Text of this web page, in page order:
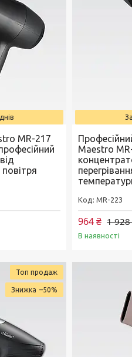
MR-217
Maestro
MR-223
1 928
964 ₴
В наявності
Топ продаж
–50%